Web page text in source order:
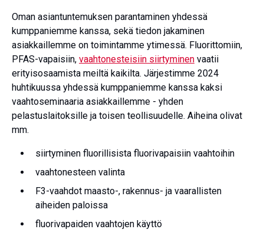
Oman asiantuntemuksen parantaminen yhdessä
kumppaniemme kanssa, sekä tiedon jakaminen
asiakkaillemme on toimintamme ytimessä. Fluorittomiin,
PFAS-vapaisiin, vaahtonesteisiin siirtyminen vaatii
erityisosaamista meiltä kaikilta. Järjestimme 2024
huhtikuussa yhdessä kumppaniemme kanssa kaksi
vaahtoseminaaria asiakkaillemme - yhden
pelastuslaitoksille ja toisen teollisuudelle. Aiheina olivat
mm.
siirtyminen fluorillisista fluorivapaisiin vaahtoihin
vaahtonesteen valinta
F3-vaahdot maasto-, rakennus- ja vaarallisten
aiheiden paloissa
fluorivapaiden vaahtojen käyttö